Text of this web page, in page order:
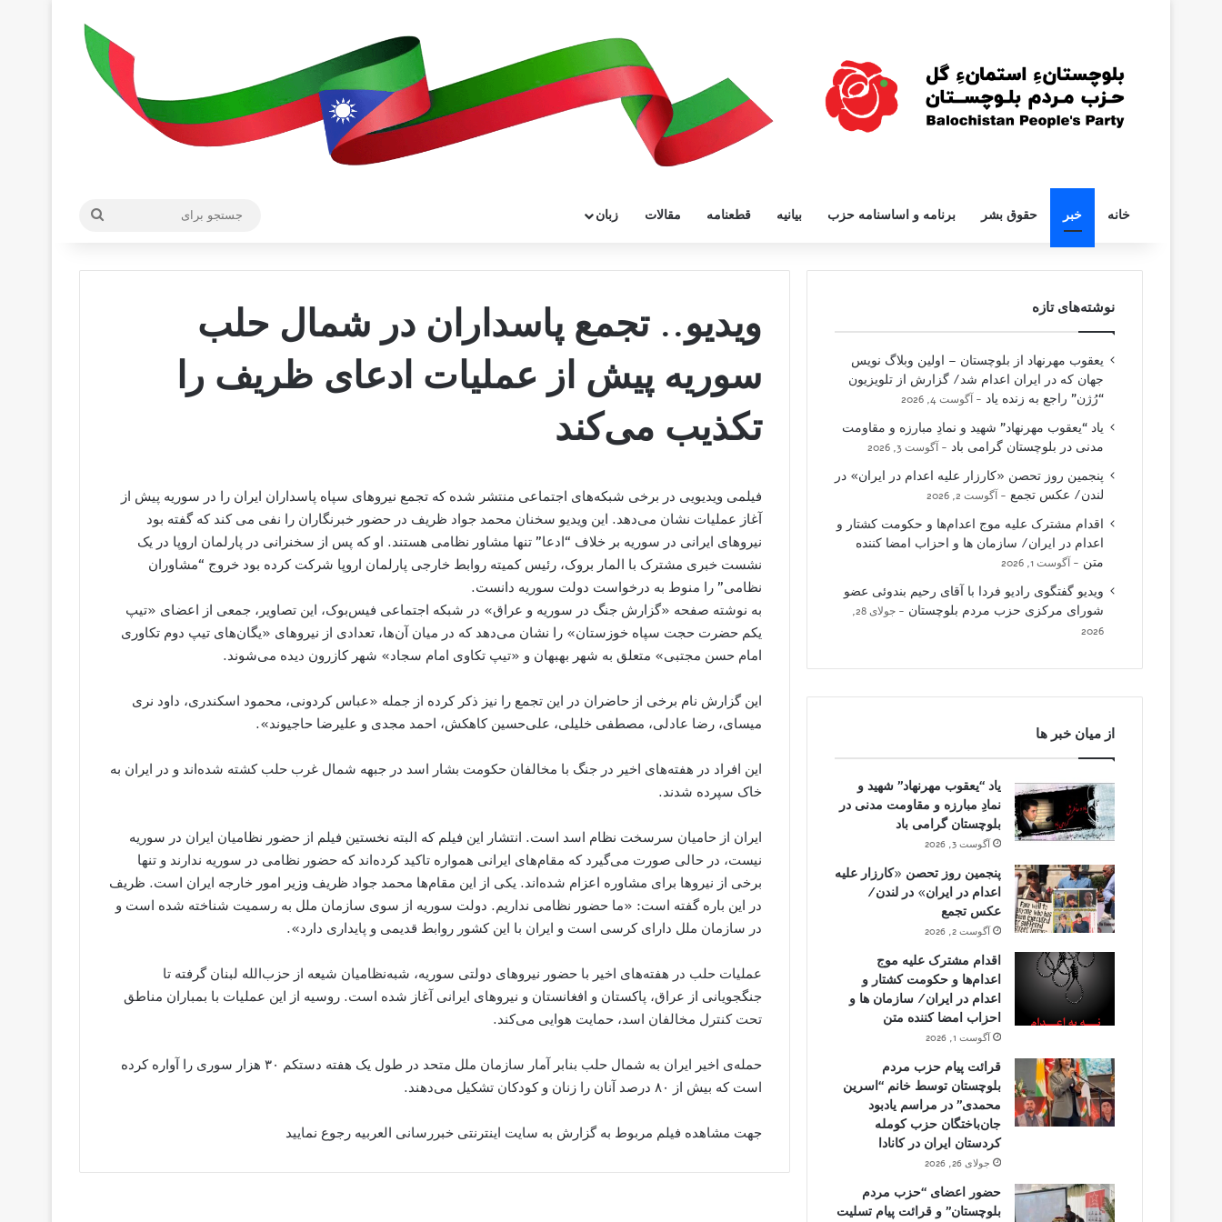
خانه خبر حقوق بشر برنامه و اساسنامه حزب بیانیه قطعنامه مقالات زبان
ویدیو.. تجمع پاسداران در شمال حلب
سوریه پیش از عملیات ادعای ظریف را
تکذیب می‌کند
فیلمی ویدیویی در برخی شبکه‌های اجتماعی منتشر شده که تجمع نیروهای سپاه پاسداران ایران را در سوریه پیش از
آغاز عملیات نشان می‌دهد. این ویدیو سخنان محمد جواد ظریف در حضور خبرنگاران را نفی می کند که گفته بود
نیروهای ایرانی در سوریه بر خلاف “ادعا” تنها مشاور نظامی هستند. او که پس از سخنرانی در پارلمان اروپا در یک
نشست خبری مشترک با المار بروک، رئیس کمیته روابط خارجی پارلمان اروپا شرکت کرده بود خروج “مشاوران
نظامی” را منوط به درخواست دولت سوریه دانست.
به نوشته صفحه «گزارش جنگ در سوریه و عراق» در شبکه اجتماعی فیس‌بوک، این تصاویر، جمعی از اعضای «تیپ
یکم حضرت حجت سپاه خوزستان» را نشان می‌دهد که در میان آن‌ها، تعدادی از نیروهای «یگان‌های تیپ دوم تکاوری
امام حسن مجتبی» متعلق به شهر بهبهان و «تیپ تکاوی امام سجاد» شهر کازرون دیده می‌شوند.
این گزارش نام برخی از حاضران در این تجمع را نیز ذکر کرده از جمله «عباس کردونی، محمود اسکندری، داود نری
میسای، رضا عادلی، مصطفی خلیلی، علی‌حسین کاهکش، احمد مجدی و علیرضا حاجیوند».
این افراد در هفته‌های اخیر در جنگ با مخالفان حکومت بشار اسد در جبهه شمال غرب حلب کشته شده‌اند و در ایران به
خاک سپرده شدند.
ایران از حامیان سرسخت نظام اسد است. انتشار این فیلم که البته نخستین فیلم از حضور نظامیان ایران در سوریه
نیست، در حالی صورت می‌گیرد که مقام‌های ایرانی همواره تاکید کرده‌اند که حضور نظامی در سوریه ندارند و تنها
برخی از نیروها برای مشاوره اعزام شده‌اند. یکی از این مقام‌ها محمد جواد ظریف وزیر امور خارجه ایران است. ظریف
در این باره گفته است: «ما حضور نظامی نداریم. دولت سوریه از سوی سازمان ملل به رسمیت شناخته شده است و
در سازمان ملل دارای کرسی است و ایران با این کشور روابط قدیمی و پایداری دارد».
عملیات حلب در هفته‌های اخیر با حضور نیروهای دولتی سوریه، شبه‌نظامیان شیعه از حزب‌الله لبنان گرفته تا
جنگجویانی از عراق، پاکستان و افغانستان و نیروهای ایرانی آغاز شده است. روسیه از این عملیات با بمباران مناطق
تحت کنترل مخالفان اسد، حمایت هوایی می‌کند.
حمله‌ی اخیر ایران به شمال حلب بنابر آمار سازمان ملل متحد در طول یک هفته دستکم ۳۰ هزار سوری را آواره کرده
است که بیش از ۸۰ درصد آنان را زنان و کودکان تشکیل می‌دهند.
جهت مشاهده فیلم مربوط به گزارش به سایت اینترنتی خبررسانی العربیه رجوع نمایید
نوشته‌های تازه
یعقوب مهرنهاد از بلوچستان – اولین وبلاگ نویس
جهان که در ایران اعدام شد/ گزارش از تلویزیون
“رُژن” راجع به زنده یاد
آگوست 4, 2026
یاد “یعقوب مهرنهاد” شهید و نمادِ مبارزه و مقاومت
مدنی در بلوچستان گرامی باد
آگوست 3, 2026
پنجمین روز تحصن «کارزار علیه اعدام در ایران» در
لندن/ عکس تجمع
آگوست 2, 2026
اقدام مشترک علیه موج اعدام‌ها و حکومت کشتار و
اعدام در ایران/ سازمان ها و احزاب امضا کننده
متن
آگوست 1, 2026
ویدیو گفتگوی رادیو فردا با آقای رحیم بندوئی عضو
شورای مرکزی حزب مردم بلوچستان
جولای 28,
2026
از میان خبر ها
یاد “یعقوب مهرنهاد” شهید و
نمادِ مبارزه و مقاومت مدنی در
بلوچستان گرامی باد
آگوست 3, 2026
پنجمین روز تحصن «کارزار علیه
اعدام در ایران» در لندن/
عکس تجمع
آگوست 2, 2026
اقدام مشترک علیه موج
اعدام‌ها و حکومت کشتار و
اعدام در ایران/ سازمان ها و
احزاب امضا کننده متن
آگوست 1, 2026
قرائت پیام حزب مردم
بلوچستان توسط خانم “اسرین
محمدی” در مراسم یادبود
جان‌باختگان حزب کومله
کردستان ایران در کانادا
جولای 26, 2026
حضور اعضای “حزب مردم
بلوچستان” و قرائت پیام تسلیت